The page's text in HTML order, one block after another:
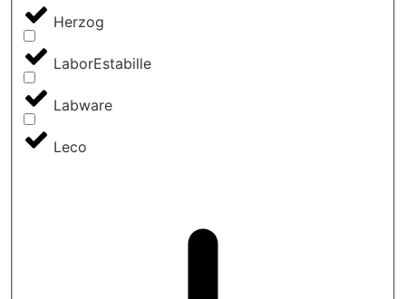
Herzog
LaborEstabille
Labware
Leco